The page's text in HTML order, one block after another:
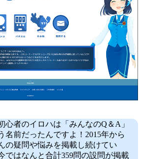
心者のイロハは「みんなのQ＆A」
名前だったんですよ！2015年から
の疑問や悩みを掲載し続けてい
ではなんと合計359問の設問が掲載